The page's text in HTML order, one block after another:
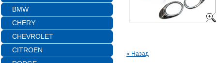
« Назад
BMW
CHERY
CHEVROLET
CITROEN